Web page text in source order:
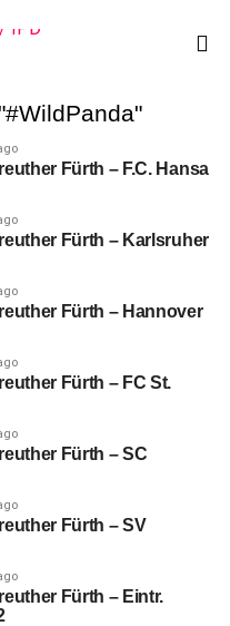
Fürth – F.C. Hansa
Fürth – Karlsruher
Fürth – Hannover
Fürth – FC St.
Fürth – SC
Fürth – SV
Fürth – Eintr.